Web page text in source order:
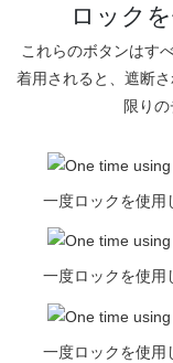
ロック
これらのボタンはす
着用されると、遮断
限り
一度ロックを使用
一度ロックを使用
一度ロックを使用